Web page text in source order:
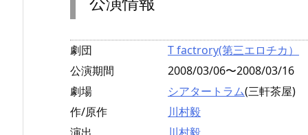
劇団
T factrory(第三エロチカ）
公演期間
2008/03/06〜2008/03/16
劇場
シアタートラム(三軒茶屋)
作/原作
川村毅